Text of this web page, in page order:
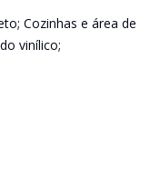
Cozinhas e área de
vinílico;